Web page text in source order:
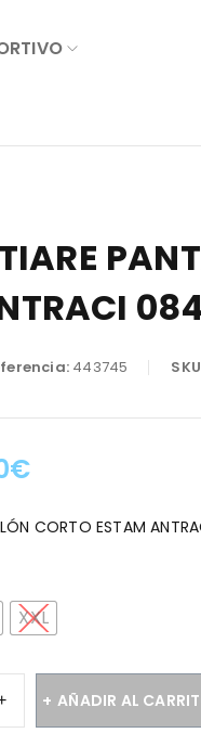
443745
€
CORTO ESTAM
XXL
AÑADIR AL